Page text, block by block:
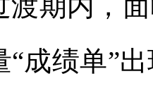
“成绩单”